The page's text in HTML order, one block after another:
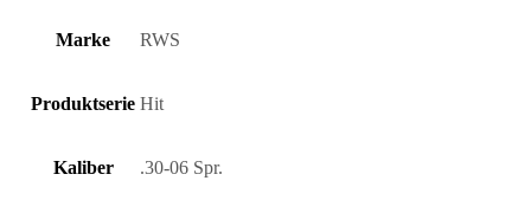
Marke RWS
Produktserie Hit
Kaliber .30-06 Spr.